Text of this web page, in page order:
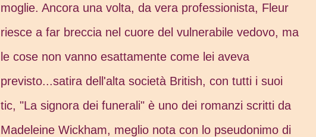
moglie. Ancora una volta, da vera professionista, Fleur
riesce a far breccia nel cuore del vulnerabile vedovo, ma
le cose non vanno esattamente come lei aveva
previsto...satira dell'alta società British, con tutti i suoi
tic, "La signora dei funerali" è uno dei romanzi scritti da
Madeleine Wickham, meglio nota con lo pseudonimo di